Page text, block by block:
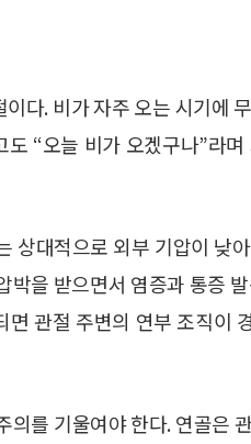
다. 비가 자주 오는 시기에
“오늘 비가 오겠구나”라
상대적으로 외부 기압이 낮
을 받으면서 염증과 통증
관절 주변의 연부 조직이
의를 기울여야 한다. 연골은